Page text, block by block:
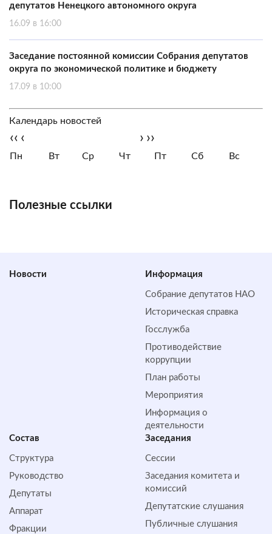
депутатов Ненецкого автономного округа
16.09 в 16:00
Заседание постоянной комиссии Собрания депутатов
округа по экономической политике и бюджету
17.09 в 10:00
Календарь новостей
‹‹ ‹ › ››
Пн Вт Ср Чт Пт Сб Вс
Полезные ссылки
Новости Информация
Собрание депутатов НАО
Историческая справка
Госслужба
Противодействие
коррупции
План работы
Мероприятия
Информация о
деятельности
Состав
Структура
Руководство
Депутаты
Аппарат
Фракции
Заседания
Сессии
Заседания комитета и
комиссий
Депутатские слушания
Публичные слушания